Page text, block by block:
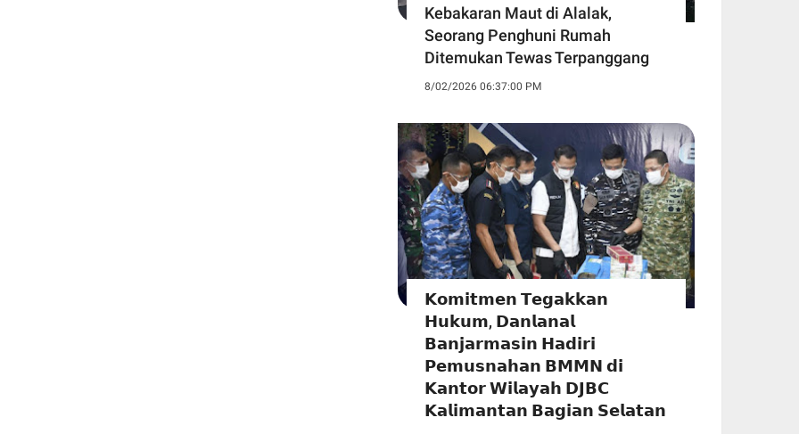
Kebakaran Maut di Alalak,
Seorang Penghuni Rumah
Ditemukan Tewas Terpanggang
8/02/2026 06:37:00 PM
𝗞𝗼𝗺𝗶𝘁𝗺𝗲𝗻 𝗧𝗲𝗴𝗮𝗸𝗸𝗮𝗻
𝗛𝘂𝗸𝘂𝗺, 𝗗𝗮𝗻𝗹𝗮𝗻𝗮𝗹
𝗕𝗮𝗻𝗷𝗮𝗿𝗺𝗮𝘀𝗶𝗻 𝗛𝗮𝗱𝗶𝗿𝗶
𝗣𝗲𝗺𝘂𝘀𝗻𝗮𝗵𝗮𝗻 𝗕𝗠𝗠𝗡 𝗱𝗶
𝗞𝗮𝗻𝘁𝗼𝗿 𝗪𝗶𝗹𝗮𝘆𝗮𝗵 𝗗𝗝𝗕𝗖
𝗞𝗮𝗹𝗶𝗺𝗮𝗻𝘁𝗮𝗻 𝗕𝗮𝗴𝗶𝗮𝗻 𝗦𝗲𝗹𝗮𝘁𝗮𝗻